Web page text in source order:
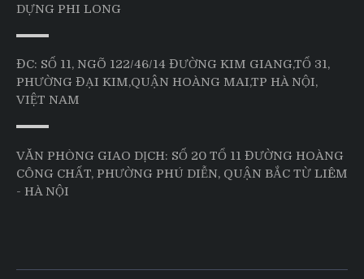
DỰNG PHI LONG
ĐC: SỐ 11, NGÕ 122/46/14 ĐƯỜNG KIM GIANG,TỔ 31,
PHƯỜNG ĐẠI KIM,QUẬN HOÀNG MAI,TP HÀ NỘI,
VIỆT NAM
VĂN PHÒNG GIAO DỊCH: SỐ 20 TỔ 11 ĐƯỜNG HOÀNG
CÔNG CHẤT, PHƯỜNG PHÚ DIỄN, QUẬN BẮC TỪ LIÊM
- HÀ NỘI